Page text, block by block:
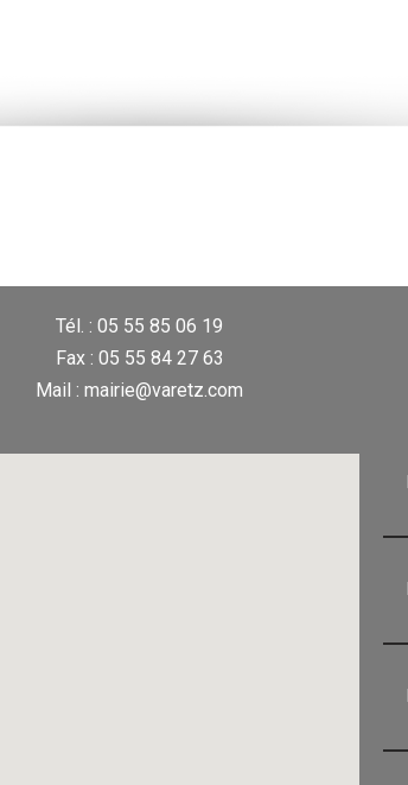
Tél. : 05 55 85 06 19
Fax : 05 55 84 27 63
Mail : mairie@varetz.com